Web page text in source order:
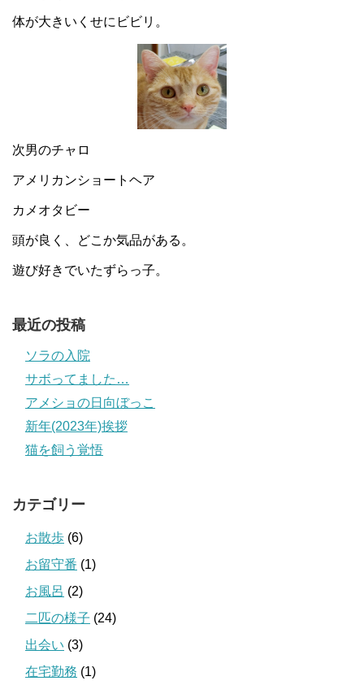
体が大きいくせにビビリ。
次男のチャロ
アメリカンショートヘア
カメオタビー
頭が良く、どこか気品がある。
遊び好きでいたずらっ子。
最近の投稿
ソラの入院
サボってました…
アメショの日向ぼっこ
新年(2023年)挨拶
猫を飼う覚悟
カテゴリー
お散歩 (6)
お留守番 (1)
お風呂 (2)
二匹の様子 (24)
出会い (3)
在宅勤務 (1)